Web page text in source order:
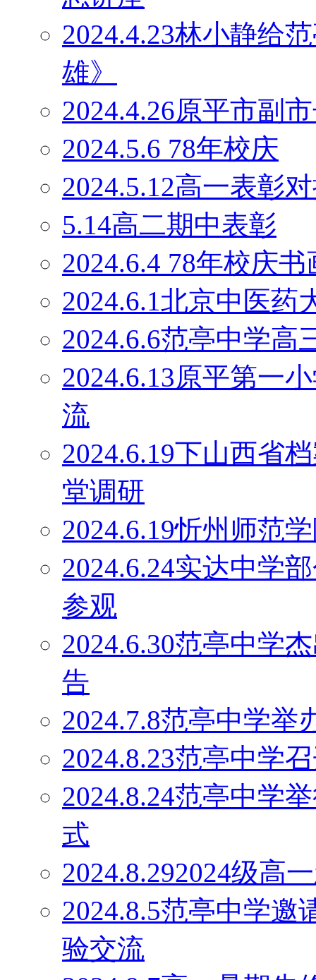
2024.4.23林小静给
雄》
2024.4.26原平市副
2024.5.6 78年校庆
2024.5.12高一表彰
5.14高二期中表彰
2024.6.4 78年校庆书
2024.6.1北京中医药
2024.6.6范亭中学高
2024.6.13原平第一
流
2024.6.19下山西省
堂调研
2024.6.19忻州师范
2024.6.24实达中学
参观
2024.6.30范亭中学
告
2024.7.8范亭中学举
2024.8.23范亭中学
2024.8.24范亭中学
式
2024.8.292024级高
2024.8.5范亭中学邀
验交流